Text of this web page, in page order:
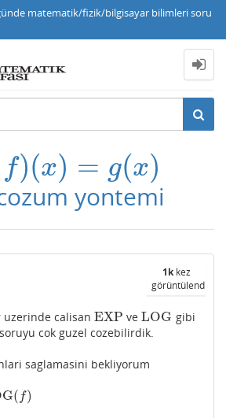
matematik/fizik/bilgisayar bilimleri soru
f)(x) = g(x)
=g(x)
yontemi
1kkez
görüntülendi
calisan EXP
EXP veLOG
LOG
gibi
cok guzel cozebilirdik.
saglamasini bekliyorum
( f)